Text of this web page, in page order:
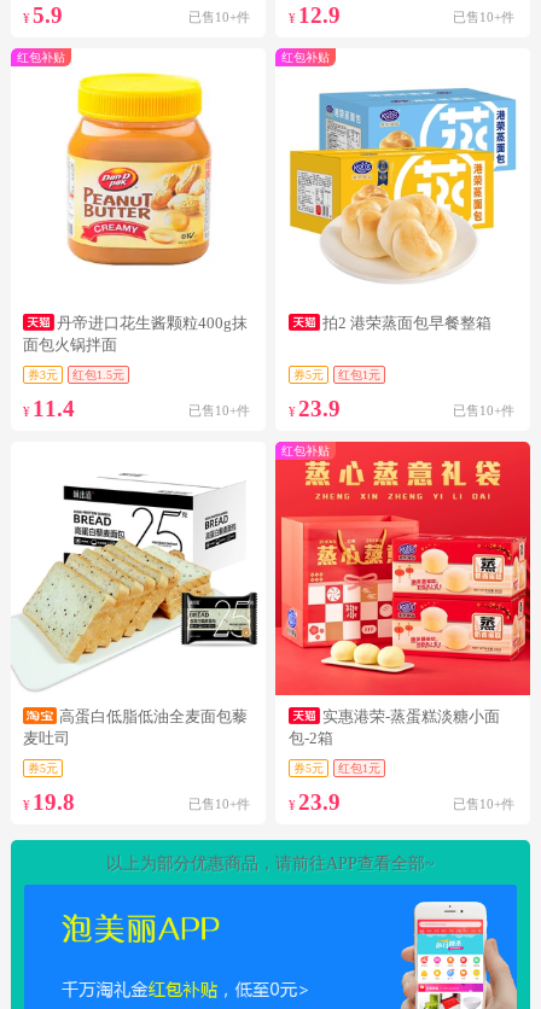
¥ 5.9 已售10+件 ¥ 12.9 已售10+件
红包补贴
丹帝进口花生酱颗粒400g抹
面包火锅拌面
券3元 红包1.5元
¥ 11.4 已售10+件
红包补贴
拍2 港荣蒸面包早餐整箱
券5元 红包1元
¥23.9 已售10+件
高蛋白低脂低油全麦面包藜
麦吐司
券5元
¥ 19.8 已售10+件
红包补贴
实惠港荣-蒸蛋糕淡糖小面
包-2箱
券5元 红包1元
¥23.9 已售10+件
以上为部分优惠商品，请前往APP查看全部~